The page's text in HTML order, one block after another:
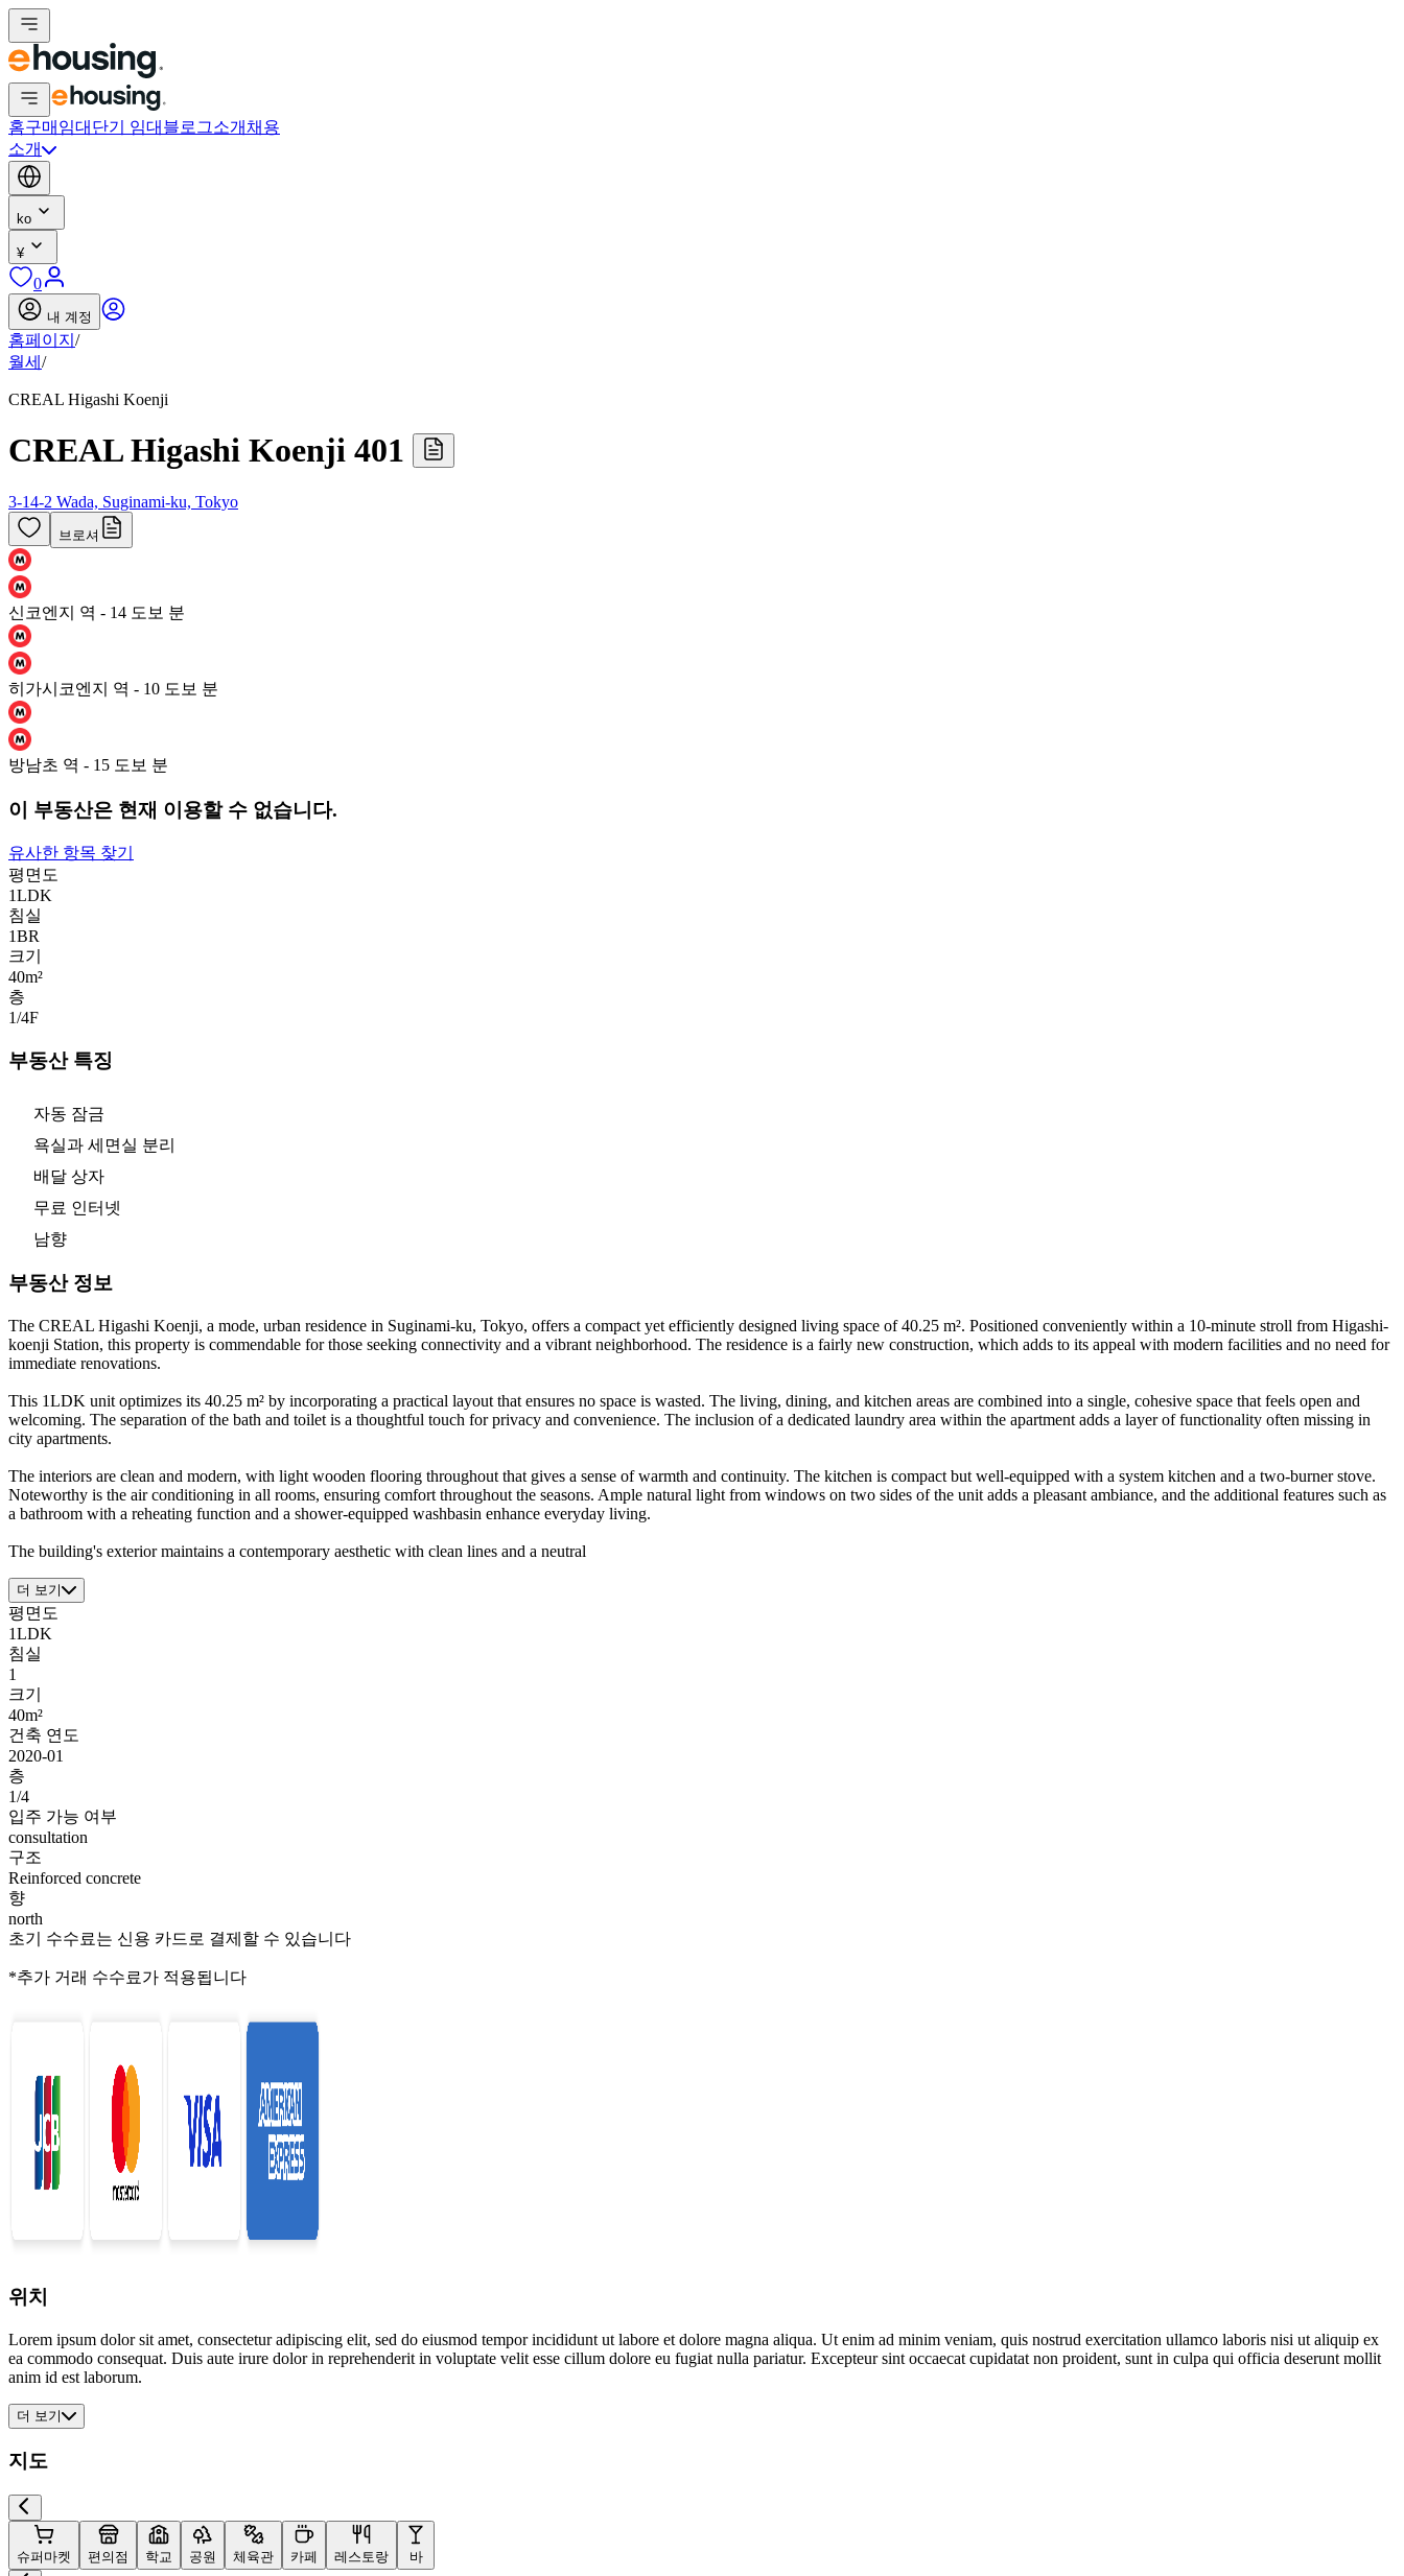
홈구매 임대 단기 임대 블로그소개 채용
소개
ko
¥
0
내 계정
홈페이지 /
월세 /
CREAL Higashi Koenji
CREAL Higashi Koenji 401
3-14-2 Wada, Suginami-ku, Tokyo
브로셔
신코엔지 역 - 14 도보 분
히가시코엔지 역 - 10 도보 분
방남초 역 - 15 도보 분
이 부동산은 현재 이용할 수 없습니다.
유사한 항목 찾기
평면도
1LDK
침실
1BR
크기
40m²
층
1/4F
부동산 특징
자동 잠금
욕실과 세면실 분리
배달 상자
무료 인터넷
남향
부동산 정보
The CREAL Higashi Koenji, a mode, urban residence in Suginami-ku, Tokyo, offers a compact yet efficiently designed living space of 40.25 m². Positioned conveniently within a 10-minute stroll from Higashi-
koenji Station, this property is commendable for those seeking connectivity and a vibrant neighborhood. The residence is a fairly new construction, which adds to its appeal with modern facilities and no need for
immediate renovations.
This 1LDK unit optimizes its 40.25 m² by incorporating a practical layout that ensures no space is wasted. The living, dining, and kitchen areas are combined into a single, cohesive space that feels open and
welcoming. The separation of the bath and toilet is a thoughtful touch for privacy and convenience. The inclusion of a dedicated laundry area within the apartment adds a layer of functionality often missing in
city apartments.
The interiors are clean and modern, with light wooden flooring throughout that gives a sense of warmth and continuity. The kitchen is compact but well-equipped with a system kitchen and a two-burner stove.
Noteworthy is the air conditioning in all rooms, ensuring comfort throughout the seasons. Ample natural light from windows on two sides of the unit adds a pleasant ambiance, and the additional features such as
a bathroom with a reheating function and a shower-equipped washbasin enhance everyday living.
The building's exterior maintains a contemporary aesthetic with clean lines and a neutral
더 보기
평면도
1LDK
침실
1
크기
40m²
건축 연도
2020-01
층
1/4
입주 가능 여부
consultation
구조
Reinforced concrete
향
north
초기 수수료는 신용 카드로 결제할 수 있습니다
*추가 거래 수수료가 적용됩니다
위치
Lorem ipsum dolor sit amet, consectetur adipiscing elit, sed do eiusmod tempor incididunt ut labore et dolore magna aliqua. Ut enim ad minim veniam, quis nostrud exercitation ullamco laboris nisi ut aliquip ex
ea commodo consequat. Duis aute irure dolor in reprehenderit in voluptate velit esse cillum dolore eu fugiat nulla pariatur. Excepteur sint occaecat cupidatat non proident, sunt in culpa qui officia deserunt mollit
anim id est laborum.
더 보기
지도
슈퍼마켓 편의점 학교 공원 체육관 카페 레스토랑 바